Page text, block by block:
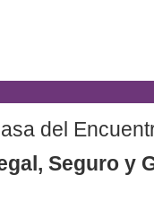
del
Seguro y